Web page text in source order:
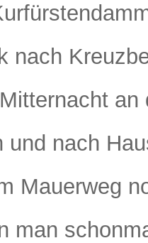
nach
an
und nach
Mauerweg
man